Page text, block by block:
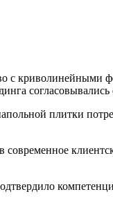
с
плитки